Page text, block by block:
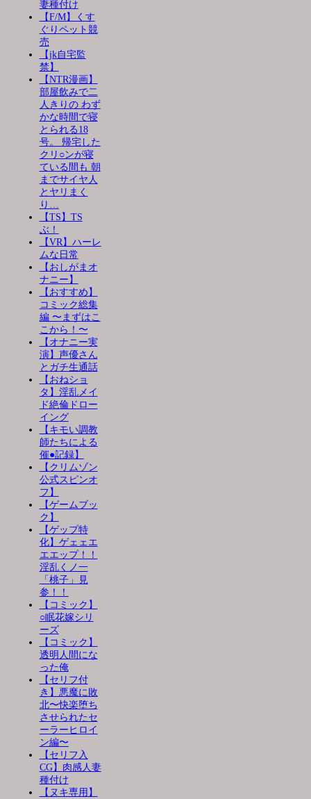
妻種付け
【F/M】くす
ぐりペット競
売
【jk自宅監
禁】
【NTR漫画】
部屋飲みで二
人きりの わず
かな時間で寝
とられる18
号。 帰宅した
クリ○ンが寝
ている間も 朝
までサイヤ人
とヤリまく
り…
【TS】TS
ぶ！
【VR】ハーレ
ムな日常
【おしがまオ
ナニー】
【おすすめ】
コミック総集
編 〜まずはこ
こから！〜
【オナニー実
演】声優さん
とガチ生通話
【おねショ
タ】淫乱メイ
ド絶倫ドロー
イング
【キモい調教
師たちによる
催●記録】
【クリムゾン
公式スピンオ
フ】
【ゲームブッ
ク】
【ゲップ特
化】ゲェェエ
エエップ！！
淫乱くノ一
「桃子」見
参！！
【コミック】
○眠花嫁シリ
ーズ
【コミック】
透明人間にな
った俺
【セリフ付
き】悪魔に敗
北〜快楽堕ち
させられたセ
ーラーヒロイ
ン編〜
【セリフ入
CG】肉感人妻
種付け
【ヌキ専用】